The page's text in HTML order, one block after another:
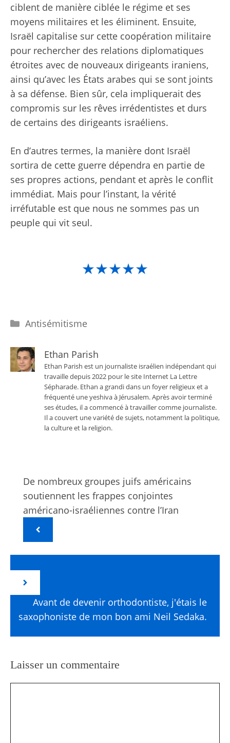
ciblent de manière ciblée le régime et ses
moyens militaires et les éliminent. Ensuite,
Israël capitalise sur cette coopération militaire
pour rechercher des relations diplomatiques
étroites avec de nouveaux dirigeants iraniens,
ainsi qu’avec les États arabes qui se sont joints
à sa défense. Bien sûr, cela impliquerait des
compromis sur les rêves irrédentistes et durs
de certains des dirigeants israéliens.
En d’autres termes, la manière dont Israël
sortira de cette guerre dépendra en partie de
ses propres actions, pendant et après le conflit
immédiat. Mais pour l’instant, la vérité
irréfutable est que nous ne sommes pas un
peuple qui vit seul.
★★★★★
Catégories
Antisémitisme
Ethan Parish
Ethan Parish est un journaliste israélien indépendant qui
travaille depuis 2022 pour le site Internet La Lettre
Sépharade. Ethan a grandi dans un foyer religieux et a
fréquenté une yeshiva à Jérusalem. Après avoir terminé
ses études, il a commencé à travailler comme journaliste.
Il a couvert une variété de sujets, notamment la politique,
la culture et la religion.
De nombreux groupes juifs américains
soutiennent les frappes conjointes
américano-israéliennes contre l’Iran
Avant de devenir orthodontiste, j'étais le
saxophoniste de mon bon ami Neil Sedaka.
Laisser un commentaire